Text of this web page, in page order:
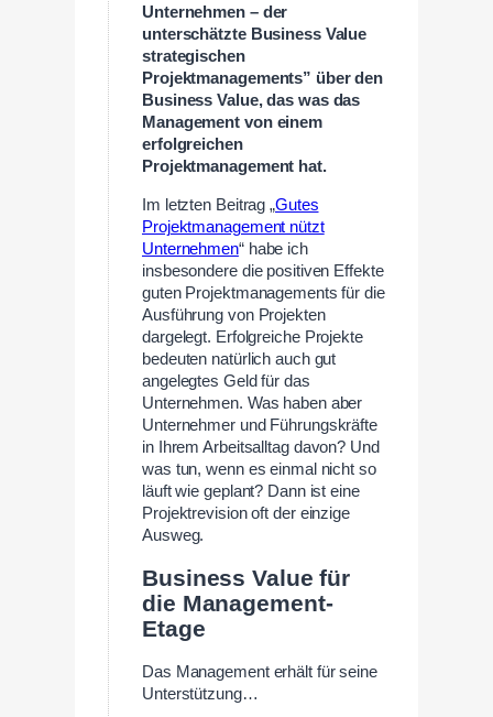
Unternehmen – der
unterschätzte Business Value
strategischen
Projektmanagements” über den
Business Value, das was das
Management von einem
erfolgreichen
Projektmanagement hat.
Im letzten Beitrag „Gutes
Projektmanagement nützt
Unternehmen“ habe ich
insbesondere die positiven Effekte
guten Projektmanagements für die
Ausführung von Projekten
dargelegt. Erfolgreiche Projekte
bedeuten natürlich auch gut
angelegtes Geld für das
Unternehmen. Was haben aber
Unternehmer und Führungskräfte
in Ihrem Arbeitsalltag davon? Und
was tun, wenn es einmal nicht so
läuft wie geplant? Dann ist eine
Projektrevision oft der einzige
Ausweg.
Business Value für
die Management-
Etage
Das Management erhält für seine
Unterstützung…